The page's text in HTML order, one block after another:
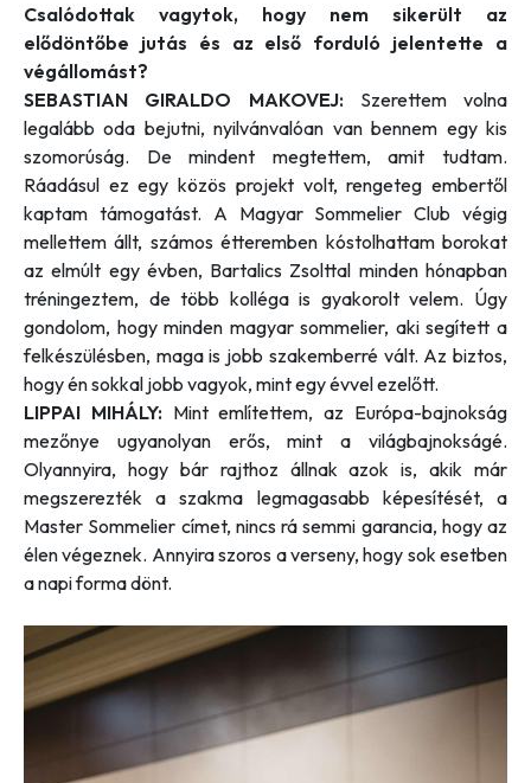
Csalódottak vagytok, hogy nem sikerült az
elődöntőbe jutás és az első forduló jelentette a
végállomást?
SEBASTIAN GIRALDO MAKOVEJ: Szerettem volna
legalább oda bejutni, nyilvánvalóan van bennem egy kis
szomorúság. De mindent megtettem, amit tudtam.
Ráadásul ez egy közös projekt volt, rengeteg embertől
kaptam támogatást. A Magyar Sommelier Club végig
mellettem állt, számos étteremben kóstolhattam borokat
az elmúlt egy évben, Bartalics Zsolttal minden hónapban
tréningeztem, de több kolléga is gyakorolt velem. Úgy
gondolom, hogy minden magyar sommelier, aki segített a
felkészülésben, maga is jobb szakemberré vált. Az biztos,
hogy én sokkal jobb vagyok, mint egy évvel ezelőtt.
LIPPAI MIHÁLY: Mint említettem, az Európa-bajnokság
mezőnye ugyanolyan erős, mint a világbajnokságé.
Olyannyira, hogy bár rajthoz állnak azok is, akik már
megszerezték a szakma legmagasabb képesítését, a
Master Sommelier címet, nincs rá semmi garancia, hogy az
élen végeznek. Annyira szoros a verseny, hogy sok esetben
a napi forma dönt.